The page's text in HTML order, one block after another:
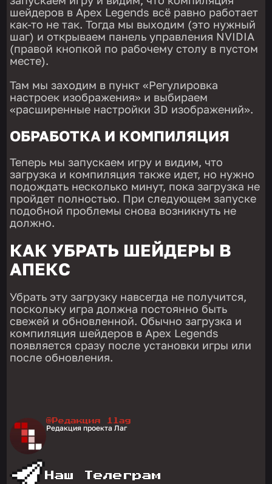
шейдеров в Apex Legends всё равно работает
как-то не так. Тогда мы выходим (это нужный
шаг) и открываем панель управления NVIDIA
(правой кнопкой по рабочему столу в пустом
месте).
Там мы заходим в пункт «Регулировка
настроек изображения» и выбираем
«расширенные настройки 3D изображений».
ОБРАБОТКА И КОМПИЛЯЦИЯ
Теперь мы запускаем игру и видим, что
загрузка и компиляция также идет, но нужно
подождать несколько минут, пока загрузка не
пройдет полностью. При следующем запуске
подобной проблемы снова возникнуть не
должно.
КАК УБРАТЬ ШЕЙДЕРЫ В
АПЕКС
Убрать эту загрузку навсегда не получится,
поскольку игра должна постоянно быть
свежей и обновленной. Обычно загрузка и
компиляция шейдеров в Apex Legends
появляется сразу после установки игры или
после обновления.
@Редакция 1lag
Редакция проекта Лаг
Наш Телеграм